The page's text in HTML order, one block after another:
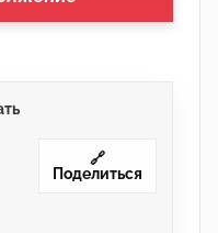
🔗
Поделиться